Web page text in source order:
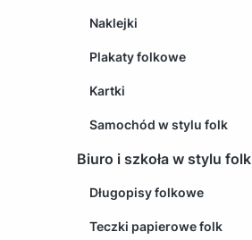
Naklejki
Plakaty folkowe
Kartki
Samochód w stylu folk
Biuro i szkoła w stylu folk
Długopisy folkowe
Teczki papierowe folk